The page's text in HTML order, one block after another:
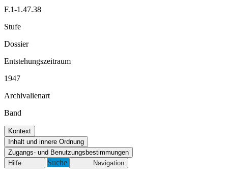
F.1-1.47.38
Stufe
Dossier
Entstehungszeitraum
1947
Archivalienart
Band
Kontext
Inhalt und innere Ordnung
Zugangs- und Benutzungsbestimmungen
Hilfe
Suche Navigation